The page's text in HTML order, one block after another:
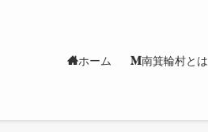
ホーム 南箕輪村とは